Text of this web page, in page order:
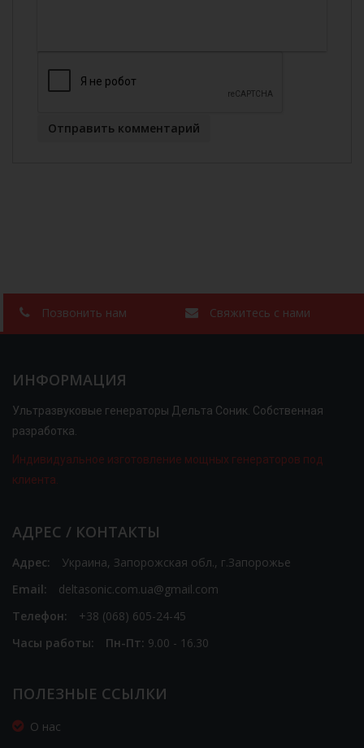
Отправить комментарий
Позвонить нам Свяжитесь с нами
ИНФОРМАЦИЯ
Ультразвуковые генераторы Дельта Соник. Собственная
разработка.
Индивидуальное изготовление мощных генераторов под
клиента.
АДРЕС / КОНТАКТЫ
Адрес:
Украина, Запорожская обл., г.Запорожье
Email:
deltasonic.com.ua@gmail.com
Телефон:
+38 (068) 605-24-45
Часы работы:
Пн-Пт: 9.00 - 16.30
ПОЛЕЗНЫЕ ССЫЛКИ
О нас